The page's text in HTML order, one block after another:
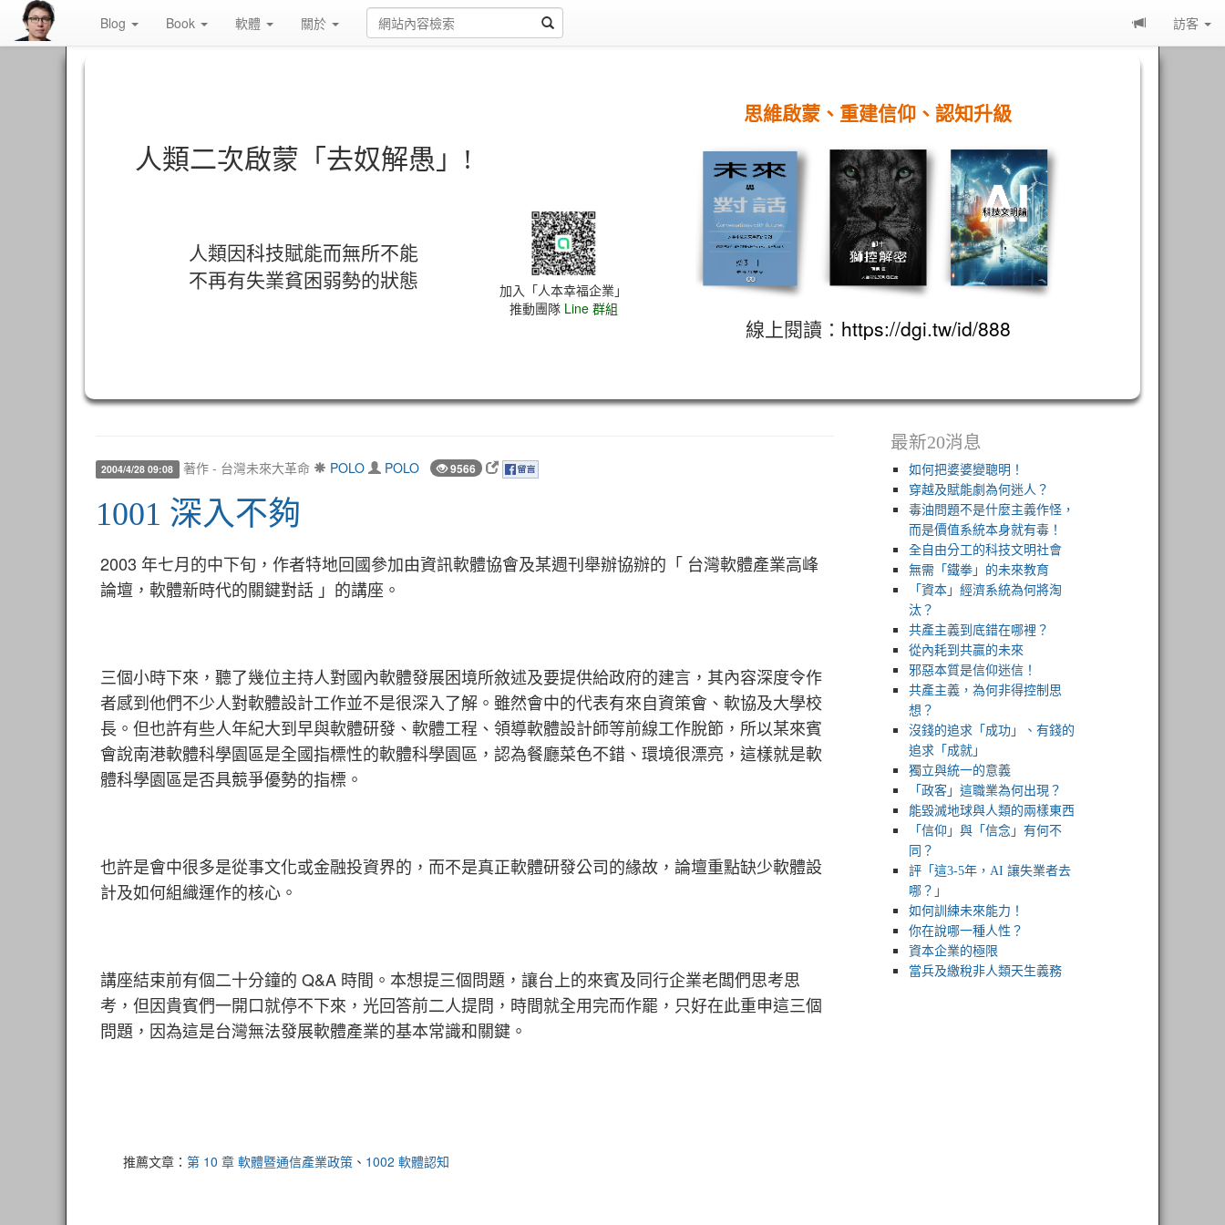
Blog Book 軟體 關於 訪客
人類二次啟蒙「去奴解愚」!
人類因科技賦能而無所不能
不再有失業貧困弱勢的狀態
加入「人本幸福企業」
推動團隊 Line 群組
思維啟蒙、重建信仰、認知升級
線上閱讀： https://dgi.tw/id/888
2004/4/28 09:08 著作 - 台灣未來大革命 POLO POLO 9566
1001 深入不夠
2003 年七月的中下旬，作者特地回國參加由資訊軟體協會及某週刊舉辦協辦的「 台灣軟體產業高峰
論壇，軟體新時代的關鍵對話 」的講座。
三個小時下來，聽了幾位主持人對國內軟體發展困境所敘述及要提供給政府的建言，其內容深度令作
者感到他們不少人對軟體設計工作並不是很深入了解。雖然會中的代表有來自資策會、軟協及大學校
長。但也許有些人年紀大到早與軟體研發、軟體工程、領導軟體設計師等前線工作脫節，所以某來賓
會說南港軟體科學園區是全國指標性的軟體科學園區，認為餐廳菜色不錯、環境很漂亮，這樣就是軟
體科學園區是否具競爭優勢的指標。
也許是會中很多是從事文化或金融投資界的，而不是真正軟體研發公司的緣故，論壇重點缺少軟體設
計及如何組織運作的核心。
講座結束前有個二十分鐘的 Q&A 時間。本想提三個問題，讓台上的來賓及同行企業老闆們思考思
考，但因貴賓們一開口就停不下來，光回答前二人提問，時間就全用完而作罷，只好在此重申這三個
問題，因為這是台灣無法發展軟體產業的基本常識和關鍵。
推薦文章： 第 10 章 軟體暨通信產業政策 、 1002 軟體認知
最新20消息
如何把婆婆變聰明！
穿越及賦能劇為何迷人？
毒油問題不是什麼主義作怪，
而是價值系統本身就有毒！
全自由分工的科技文明社會
無需「鐵拳」的未來教育
「資本」經濟系統為何將淘
汰？
共產主義到底錯在哪裡？
從內耗到共贏的未來
邪惡本質是信仰迷信！
共產主義，為何非得控制思
想？
沒錢的追求「成功」、有錢的
追求「成就」
獨立與統一的意義
「政客」這職業為何出現？
能毀滅地球與人類的兩樣東西
「信仰」與「信念」有何不
同？
評「這3-5年，AI 讓失業者去
哪？」
如何訓練未來能力！
你在說哪一種人性？
資本企業的極限
當兵及繳稅非人類天生義務